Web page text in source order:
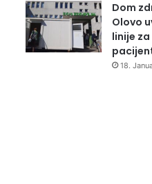
Dom
Olovo
linije
18.